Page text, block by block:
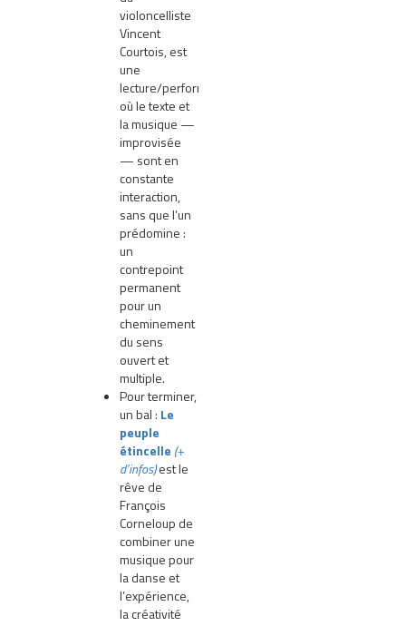
violoncelliste
Vincent
Courtois, est
une
lecture/performance
où le texte et
la musique —
improvisée
— sont en
constante
interaction,
sans que l’un
prédomine :
un
contrepoint
permanent
pour un
cheminement
du sens
ouvert et
multiple.
Pour terminer,
un bal : Le
peuple
étincelle (+
d’infos)est le
rêve de
François
Corneloup de
combiner une
musique pour
la danse et
l’expérience,
la créativité